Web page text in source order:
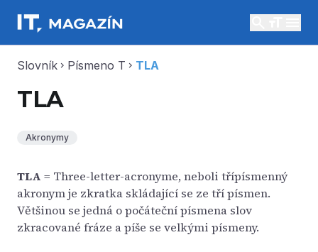
Slovník chevron_right Písmeno T chevron_right TLA
TLA
Akronymy
TLA = Three-letter-acronyme, neboli třípísmenný
akronym je zkratka skládající se ze tří písmen.
Většinou se jedná o počáteční písmena slov
zkracované fráze a píše se velkými písmeny.